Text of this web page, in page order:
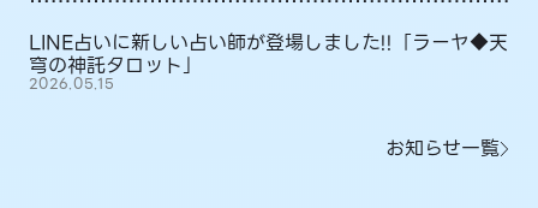
LINE占いに新しい占い師が登場しました!!「ラーヤ◆天
穹の神託タロット」
2026.05.15
お知らせ一覧